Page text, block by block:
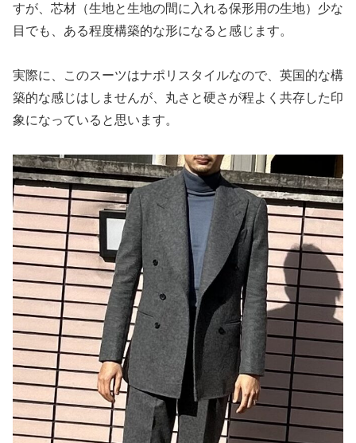
すが、芯材（生地と生地の間に入れる保形用の生地）少な
目でも、ある程度構築的な形になると感じます。
実際に、このスーツはナポリスタイルなので、英国的な構
築的な感じはしませんが、丸さと硬さが程よく共存した印
象になっていると思います。